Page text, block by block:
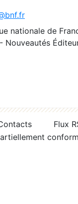
nationale de
Nouveautés
Flux